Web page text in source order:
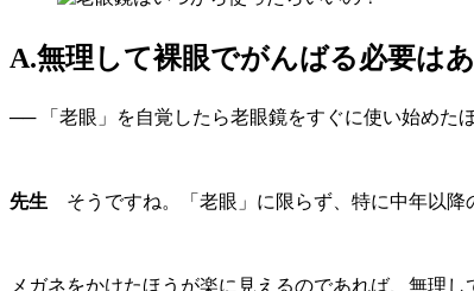
A.無理して裸眼でがんばる必要は
── 「老眼」を自覚したら老眼鏡をすぐに使い始めた
先生 そうですね。「老眼」に限らず、特に中年以降
メガネをかけたほうが楽に見えるのであれば、無理